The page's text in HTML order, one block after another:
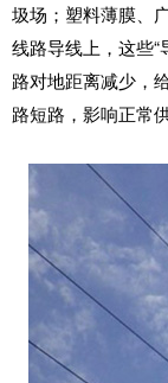
圾场；塑料薄膜、
线路导线上，这些
路对地距离减少，
路短路，影响正常供